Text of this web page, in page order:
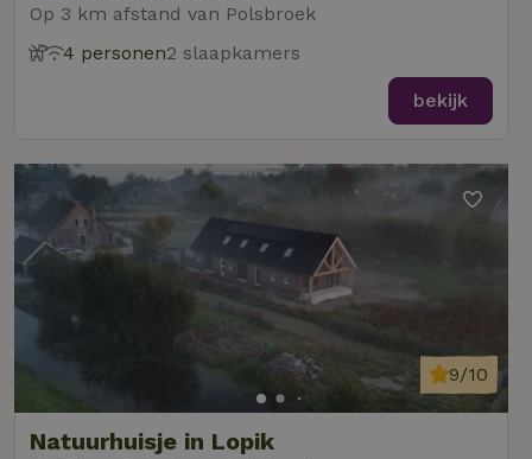
Op 3 km afstand van Polsbroek
4 personen2 slaapkamers
bekijk
Natuurhuisje in Lopik
9/10